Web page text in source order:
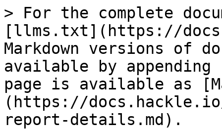
> For the complete
[llms.txt](https://
Markdown versions of
available by
page is available as
(https://
report-details.md).